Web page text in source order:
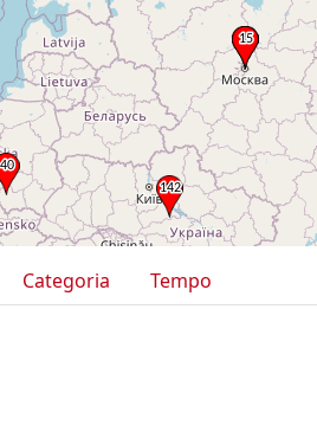
Categoria
Tempo